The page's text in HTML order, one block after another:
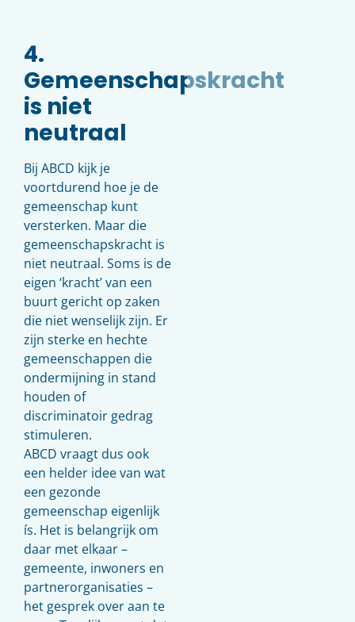
4.
Gemeenschapskracht
is niet
neutraal
Bij ABCD kijk je
voortdurend hoe je de
gemeenschap kunt
versterken. Maar die
gemeenschapskracht is
niet neutraal. Soms is de
eigen ‘kracht’ van een
buurt gericht op zaken
die niet wenselijk zijn. Er
zijn sterke en hechte
gemeenschappen die
ondermijning in stand
houden of
discriminatoir gedrag
stimuleren.
ABCD vraagt dus ook
een helder idee van wat
een gezonde
gemeenschap eigenlijk
ís. Het is belangrijk om
daar met elkaar –
gemeente, inwoners en
partnerorganisaties –
het gesprek over aan te